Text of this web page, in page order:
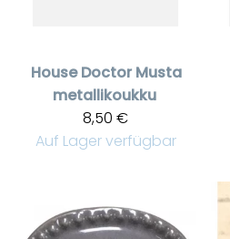
House Doctor Musta
metallikoukku
8,50 €
Auf Lager verfügbar